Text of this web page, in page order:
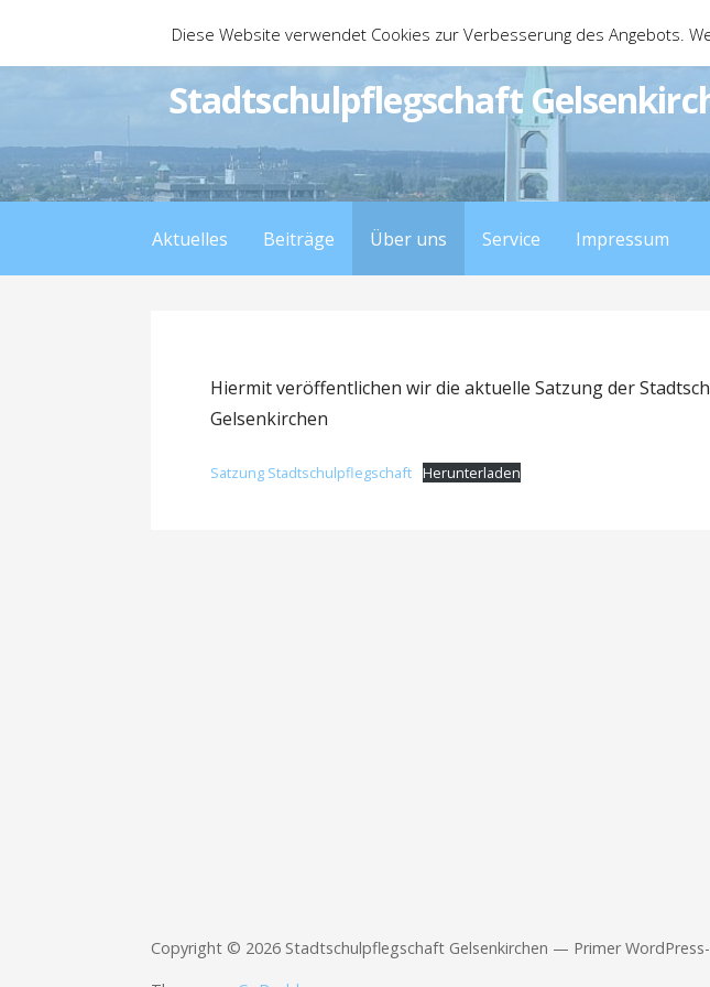
Stadtschulpflegschaft
Aktuelles Beiträge Über uns Service Impressum
Hiermit veröffentlichen wir die aktuelle Satzung der
Gelsenkirchen
Satzung Stadtschulpflegschaft Herunterladen
Copyright © 2026 Stadtschulpflegschaft Gelsenkirchen — Primer WordPress-
Diese Website verwendet Cookies zur Verbesserung des Angebots.